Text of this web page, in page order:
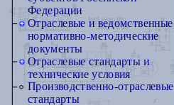
Федерации
Отраслевые и ведомственные
нормативно-методические
документы
Отраслевые стандарты и
технические условия
Производственно-отраслевые
стандарты